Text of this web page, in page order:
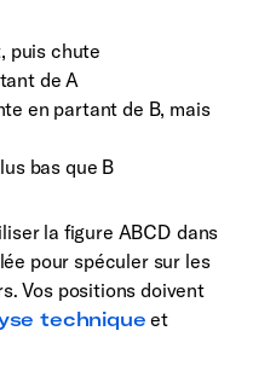
puis chute
de A
en partant de B, mais
bas que B
la figure ABCD dans
pour spéculer sur les
Vos positions doivent
techniqueet